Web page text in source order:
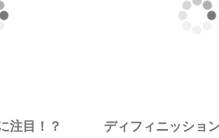
注目！？
ディフィニッショ